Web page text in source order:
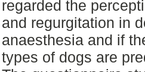
regarded the
and regurgitation in
anaesthesia and if
types of dogs are